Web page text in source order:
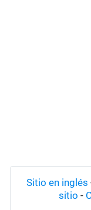
Sitio en inglés
sitio -